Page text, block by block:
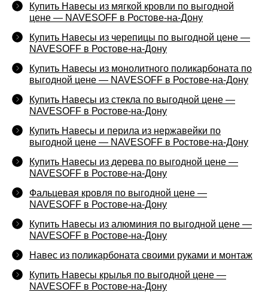
Купить Навесы из мягкой кровли по выгодной
цене — NAVESOFF в Ростове-на-Дону
Купить Навесы из черепицы по выгодной цене —
NAVESOFF в Ростове-на-Дону
Купить Навесы из монолитного поликарбоната по
выгодной цене — NAVESOFF в Ростове-на-Дону
Купить Навесы из стекла по выгодной цене —
NAVESOFF в Ростове-на-Дону
Купить Навесы и перила из нержавейки по
выгодной цене — NAVESOFF в Ростове-на-Дону
Купить Навесы из дерева по выгодной цене —
NAVESOFF в Ростове-на-Дону
Фальцевая кровля по выгодной цене —
NAVESOFF в Ростове-на-Дону
Купить Навесы из алюминия по выгодной цене —
NAVESOFF в Ростове-на-Дону
Навес из поликарбоната своими руками и монтаж
Купить Навесы крылья по выгодной цене —
NAVESOFF в Ростове-на-Дону